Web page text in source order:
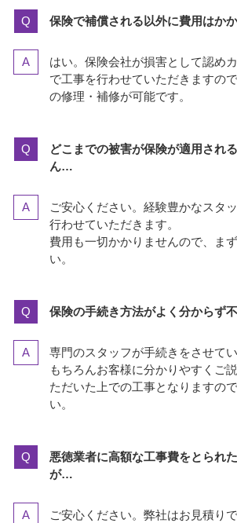
保険で補償される以外に費用はか
はい。保険会社が損害として認め
で工事を行わせていただきますの
の修理・補修が可能です。
どこまでの被害が保険が適用され
ん…
ご安心ください。経験豊かなスタ
行わせていただきます。
費用も一切かかりませんので、ま
い。
保険の手続き方法がよく分からず
専門のスタッフが手続きをさせてい
もちろんお客様に分かりやすくご
ただいた上での工事となりますの
い。
悪徳業者に高額な工事費をとられ
が…
ご安心ください。弊社はお見積り